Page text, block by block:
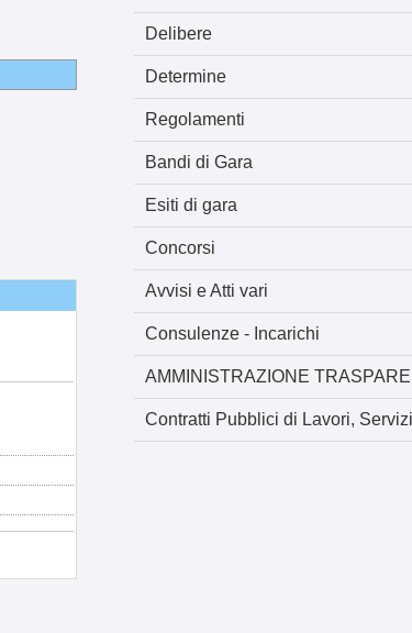
Delibere
Determine
Regolamenti
Bandi di Gara
Esiti di gara
Concorsi
Avvisi e Atti vari
Consulenze - Incarichi
AMMINISTRAZIONE
Contratti Pubblici di Lavori,